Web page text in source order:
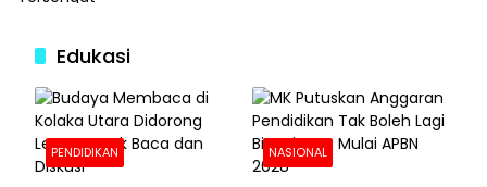
Edukasi
PENDIDIKAN NASIONAL